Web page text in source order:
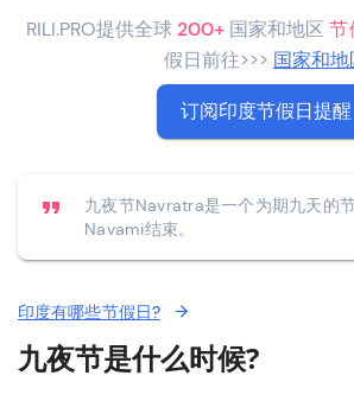
RILI.PRO提供全球 200+ 国家和地区节
假日前往>>> 国家和地
订阅印度节假日提醒
九夜节Navratra是一个为期九天的
Navami结束。
印度有哪些节假日?
九夜节是什么时候?